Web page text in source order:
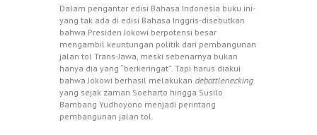
Dalam pengantar edisi Bahasa Indonesia buku ini-
yang tak ada di edisi Bahasa Inggris-disebutkan
bahwa Presiden Jokowi berpotensi besar
mengambil keuntungan politik dari pembangunan
jalan tol Trans-Jawa, meski sebenarnya bukan
hanya dia yang “berkeringat”. Tapi harus diakui
bahwa Jokowi berhasil melakukan debottlenecking
yang sejak zaman Soeharto hingga Susilo
Bambang Yudhoyono menjadi perintang
pembangunan jalan tol.